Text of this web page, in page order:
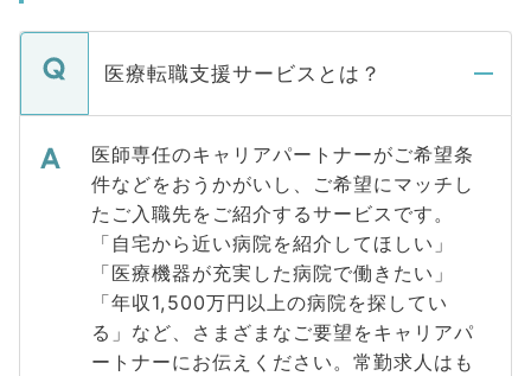
医療転職支援サービスとは？
医師専任のキャリアパートナーがご希望条
件などをおうかがいし、ご希望にマッチし
たご入職先をご紹介するサービスです。
「自宅から近い病院を紹介してほしい」
「医療機器が充実した病院で働きたい」
「年収1,500万円以上の病院を探してい
る」など、さまざまなご要望をキャリアパ
ートナーにお伝えください。常勤求人はも